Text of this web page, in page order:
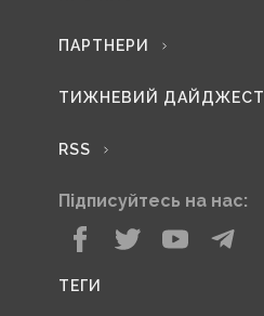
ПАРТНЕРИ
ТИЖНЕВИЙ ДАЙДЖЕСТ
RSS
Підписуйтесь на нас:
ТЕГИ